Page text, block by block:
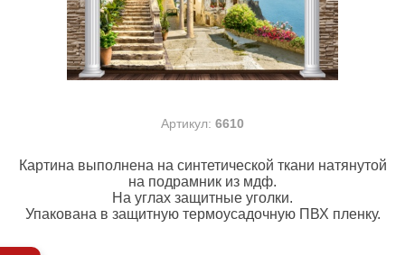
Артикул: 6610
Картина выполнена на синтетической ткани натянутой
на подрамник из мдф.
На углах защитные уголки.
Упакована в защитную термоусадочную ПВХ пленку.